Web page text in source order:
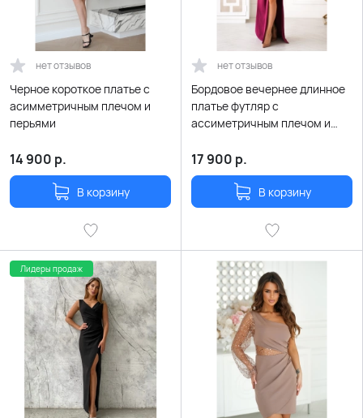
нет отзывов
Черное короткое платье с
асимметричным плечом и
перьями
14 900 р.
В корзину
нет отзывов
Бордовое вечернее длинное
платье футляр с
ассиметричным плечом и
17 900 р.
В корзину
Лидеры продаж